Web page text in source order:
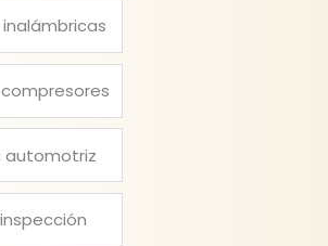
automotriz